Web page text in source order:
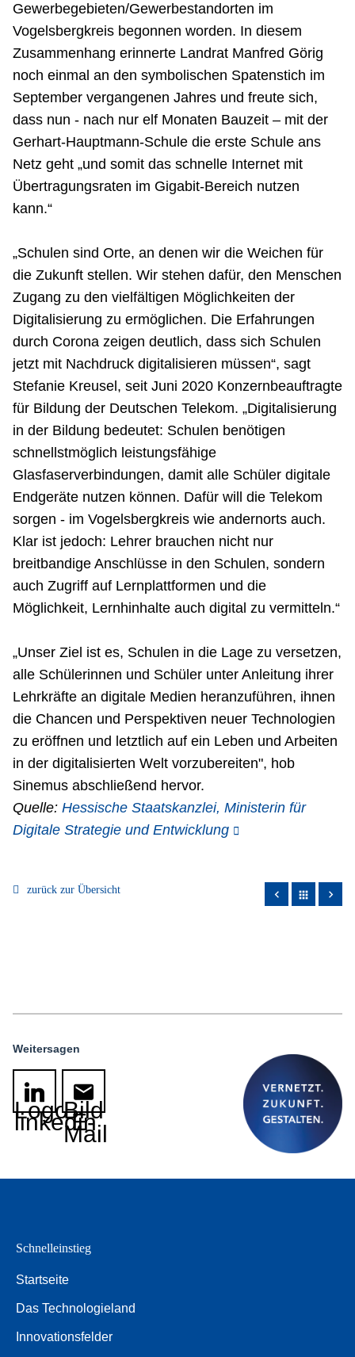
Gewerbegebieten/Gewerbestandorten im
Vogelsbergkreis begonnen worden. In diesem
Zusammenhang erinnerte Landrat Manfred Görig
noch einmal an den symbolischen Spatenstich im
September vergangenen Jahres und freute sich,
dass nun - nach nur elf Monaten Bauzeit – mit der
Gerhart-Hauptmann-Schule die erste Schule ans
Netz geht „und somit das schnelle Internet mit
Übertragungsraten im Gigabit-Bereich nutzen
kann.“
„Schulen sind Orte, an denen wir die Weichen für
die Zukunft stellen. Wir stehen dafür, den Menschen
Zugang zu den vielfältigen Möglichkeiten der
Digitalisierung zu ermöglichen. Die Erfahrungen
durch Corona zeigen deutlich, dass sich Schulen
jetzt mit Nachdruck digitalisieren müssen“, sagt
Stefanie Kreusel, seit Juni 2020 Konzernbeauftragte
für Bildung der Deutschen Telekom. „Digitalisierung
in der Bildung bedeutet: Schulen benötigen
schnellstmöglich leistungsfähige
Glasfaserverbindungen, damit alle Schüler digitale
Endgeräte nutzen können. Dafür will die Telekom
sorgen - im Vogelsbergkreis wie andernorts auch.
Klar ist jedoch: Lehrer brauchen nicht nur
breitbandige Anschlüsse in den Schulen, sondern
auch Zugriff auf Lernplattformen und die
Möglichkeit, Lernhinhalte auch digital zu vermitteln.“
„Unser Ziel ist es, Schulen in die Lage zu versetzen,
alle Schülerinnen und Schüler unter Anleitung ihrer
Lehrkräfte an digitale Medien heranzuführen, ihnen
die Chancen und Perspektiven neuer Technologien
zu eröffnen und letztlich auf ein Leben und Arbeiten
in der digitalisierten Welt vorzubereiten", hob
Sinemus abschließend hervor.
Quelle: Hessische Staatskanzlei, Ministerin für
Digitale Strategie und Entwicklung
zurück zur Übersicht apps
Weitersagen
Logo
linkedin
Bild
E-
Mail
Schnelleinstieg
Startseite
Das Technologieland
Innovationsfelder